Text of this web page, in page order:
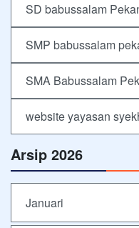
SD babussalam
SMP babussalam
SMA Babussalam
website yayasan
Arsip 2026
Januari